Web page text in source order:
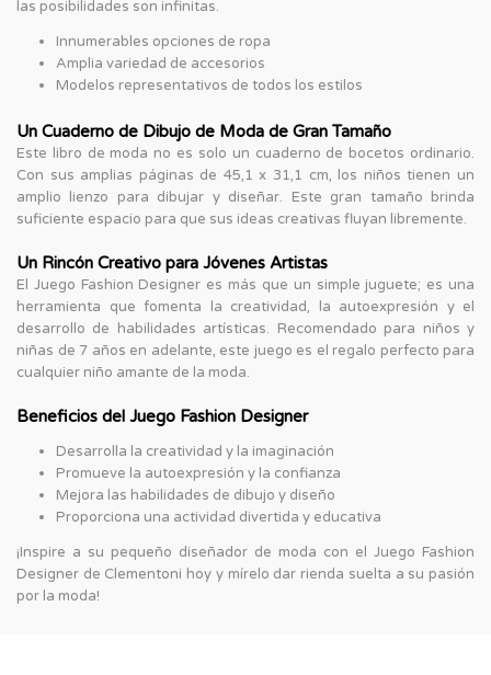
las posibilidades son infinitas.
Innumerables opciones de ropa
Amplia variedad de accesorios
Modelos representativos de todos los estilos
Un Cuaderno de Dibujo de Moda de Gran Tamaño
Este libro de moda no es solo un cuaderno de bocetos ordinario.
Con sus amplias páginas de 45,1 x 31,1 cm, los niños tienen un
amplio lienzo para dibujar y diseñar. Este gran tamaño brinda
suficiente espacio para que sus ideas creativas fluyan libremente.
Un Rincón Creativo para Jóvenes Artistas
El Juego Fashion Designer es más que un simple juguete; es una
herramienta que fomenta la creatividad, la autoexpresión y el
desarrollo de habilidades artísticas. Recomendado para niños y
niñas de 7 años en adelante, este juego es el regalo perfecto para
cualquier niño amante de la moda.
Beneficios del Juego Fashion Designer
Desarrolla la creatividad y la imaginación
Promueve la autoexpresión y la confianza
Mejora las habilidades de dibujo y diseño
Proporciona una actividad divertida y educativa
¡Inspire a su pequeño diseñador de moda con el Juego Fashion
Designer de Clementoni hoy y mírelo dar rienda suelta a su pasión
por la moda!